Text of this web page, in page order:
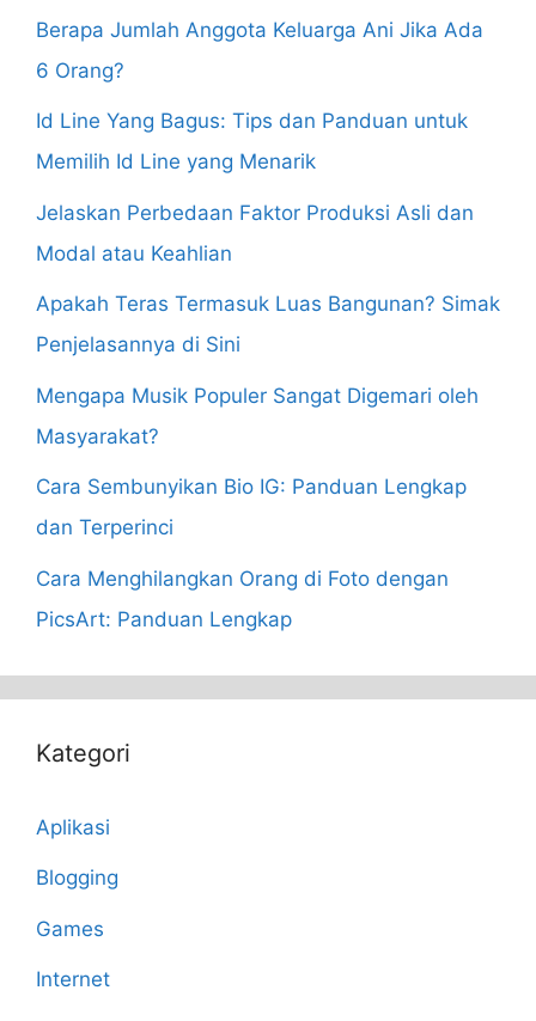
Berapa Jumlah Anggota Keluarga Ani Jika Ada
6 Orang?
Id Line Yang Bagus: Tips dan Panduan untuk
Memilih Id Line yang Menarik
Jelaskan Perbedaan Faktor Produksi Asli dan
Modal atau Keahlian
Apakah Teras Termasuk Luas Bangunan? Simak
Penjelasannya di Sini
Mengapa Musik Populer Sangat Digemari oleh
Masyarakat?
Cara Sembunyikan Bio IG: Panduan Lengkap
dan Terperinci
Cara Menghilangkan Orang di Foto dengan
PicsArt: Panduan Lengkap
Kategori
Aplikasi
Blogging
Games
Internet